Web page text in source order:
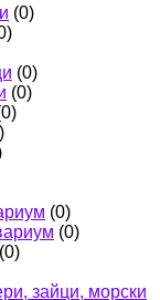
(0)
(0)
(0)
(0)
(0)
(0)
зайци, морски